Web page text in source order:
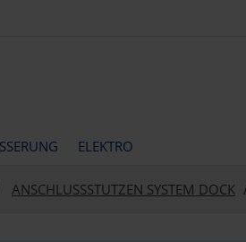
ELEKTRO
ANSCHLUSSSTUTZEN SYSTEM DOCK